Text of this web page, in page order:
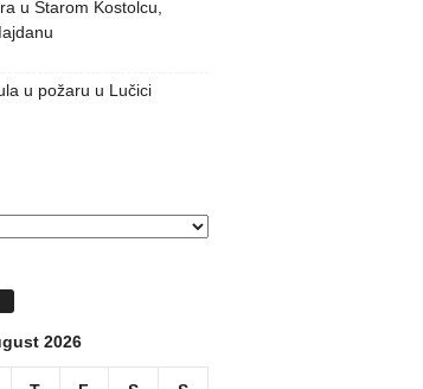
u Starom Kostolcu,
u požaru u Lučici
2026